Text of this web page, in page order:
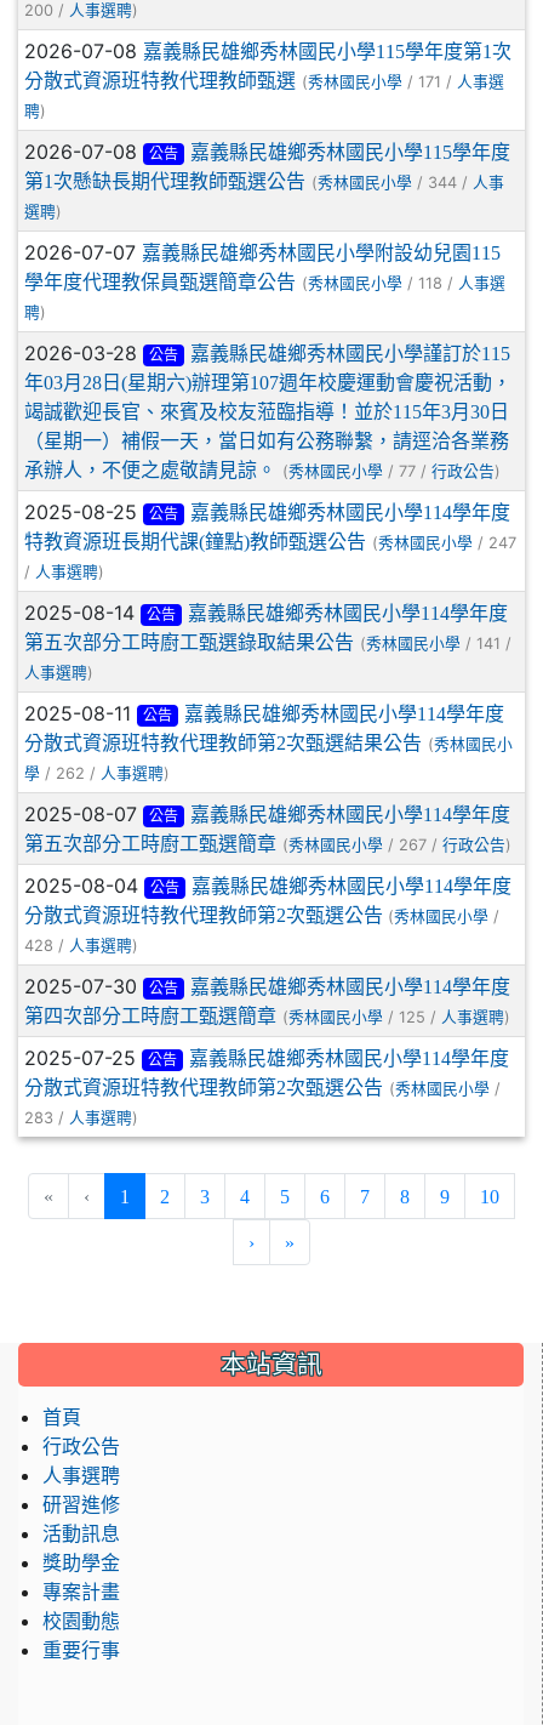
200 / 人事選聘)
2026-07-08 嘉義縣民雄鄉秀林國民小學115學年度第1次
分散式資源班特教代理教師甄選 (秀林國民小學 / 171 / 人事選
聘)
2026-07-08 公告
嘉義縣民雄鄉秀林國民小學115學年度
第1次懸缺長期代理教師甄選公告 (秀林國民小學 / 344 / 人事
選聘)
2026-07-07 嘉義縣民雄鄉秀林國民小學附設幼兒園115
學年度代理教保員甄選簡章公告 (秀林國民小學 / 118 / 人事選
聘)
2026-03-28 公告
嘉義縣民雄鄉秀林國民小學謹訂於115
年03月28日(星期六)辦理第107週年校慶運動會慶祝活動，
竭誠歡迎長官、來賓及校友蒞臨指導！並於115年3月30日
（星期一）補假一天，當日如有公務聯繫，請逕洽各業務
承辦人，不便之處敬請見諒。
(秀林國民小學 / 77 / 行政公告)
2025-08-25 公告
嘉義縣民雄鄉秀林國民小學114學年度
特教資源班長期代課(鐘點)教師甄選公告 (秀林國民小學 / 247
/ 人事選聘)
2025-08-14 公告
嘉義縣民雄鄉秀林國民小學114學年度
第五次部分工時廚工甄選錄取結果公告 (秀林國民小學 / 141 /
人事選聘)
2025-08-11 公告
嘉義縣民雄鄉秀林國民小學114學年度
分散式資源班特教代理教師第2次甄選結果公告 (秀林國民小
學 / 262 / 人事選聘)
2025-08-07 公告
嘉義縣民雄鄉秀林國民小學114學年度
第五次部分工時廚工甄選簡章 (秀林國民小學 / 267 / 行政公告)
2025-08-04 公告
嘉義縣民雄鄉秀林國民小學114學年度
分散式資源班特教代理教師第2次甄選公告 (秀林國民小學 /
428 / 人事選聘)
2025-07-30 公告
嘉義縣民雄鄉秀林國民小學114學年度
第四次部分工時廚工甄選簡章 (秀林國民小學 / 125 / 人事選聘)
2025-07-25 公告
嘉義縣民雄鄉秀林國民小學114學年度
分散式資源班特教代理教師第2次甄選公告 (秀林國民小學 /
283 / 人事選聘)
« ‹ 1 (current)
2 3 4 5 6 7 8 9 10
› »
::: 本站資訊
首頁
行政公告
人事選聘
研習進修
活動訊息
獎助學金
專案計畫
校園動態
重要行事